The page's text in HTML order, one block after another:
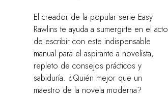
El creador de la popular serie Easy
Rawlins te ayuda a sumergirte en el acto
de escribir con este indispensable
manual para el aspirante a novelista,
repleto de consejos prácticos y
sabiduría. ¿Quién mejor que un
maestro de la novela moderna?